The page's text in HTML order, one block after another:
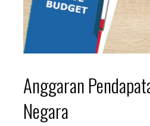
Anggaran
Negara